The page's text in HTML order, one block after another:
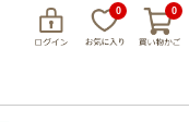
0 0